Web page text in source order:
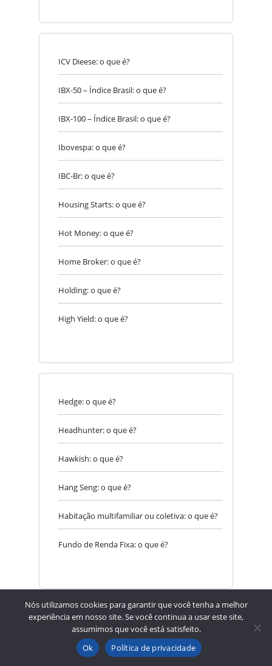
ICV Dieese: o que é?
IBX-50 – Índice Brasil: o que é?
IBX-100 – Índice Brasil: o que é?
Ibovespa: o que é?
IBC-Br: o que é?
Housing Starts: o que é?
Hot Money: o que é?
Home Broker: o que é?
Holding: o que é?
High Yield: o que é?
Hedge: o que é?
Headhunter: o que é?
Hawkish: o que é?
Hang Seng: o que é?
Habitação multifamiliar ou coletiva: o que é?
Fundo de Renda Fixa: o que é?
Informações Importantes
Nós utilizamos cookies para garantir que você tenha a melhor
experiência em nosso site. Se você continua a usar este site,
assumimos que você está satisfeito.
Ok
Política de privacidade